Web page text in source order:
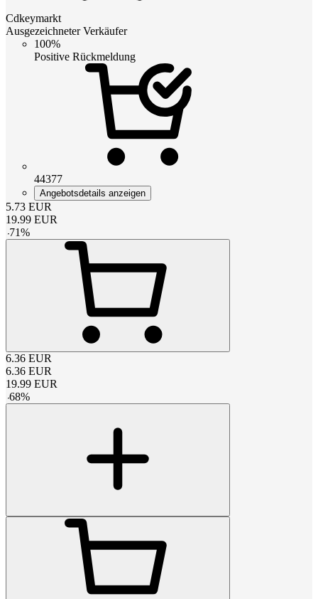
Cdkeymarkt
Ausgezeichneter Verkäufer
100%
Positive Rückmeldung
44377
Angebotsdetails anzeigen
5.73 EUR
19.99 EUR
-71%
6.36 EUR
6.36 EUR
19.99 EUR
-68%